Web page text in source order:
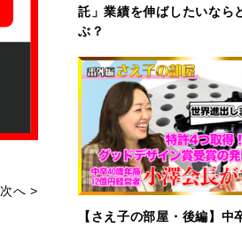
次へ >
託」業績を伸ばしたいなら
ぶ？
【さえ子の部屋・後編】中